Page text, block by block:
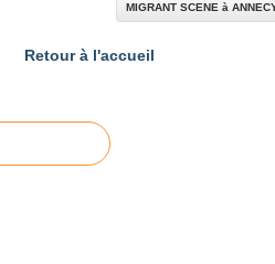
MIGRANT SCENE à
Retour à l'accueil